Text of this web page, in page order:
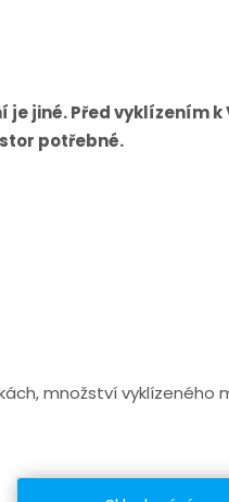
jiné. Před vyklízením
potřebné.
množství vyklízeného